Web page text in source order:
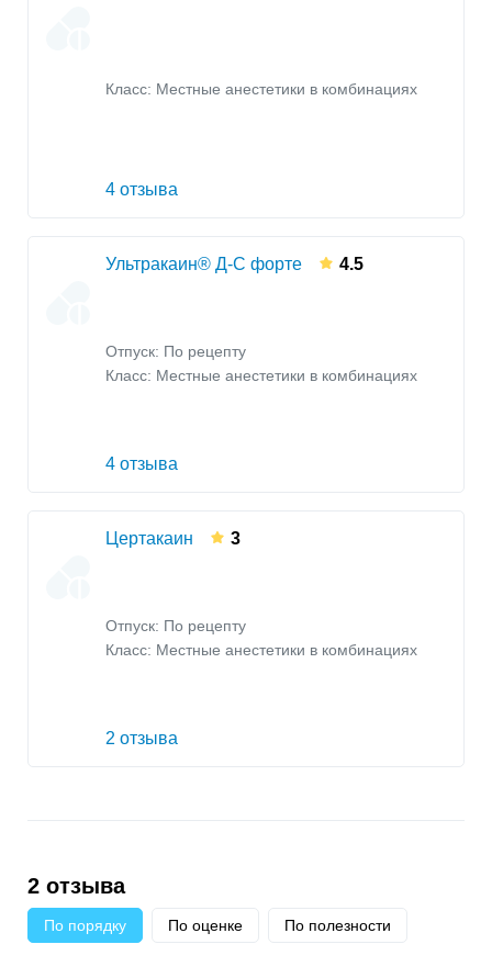
Класс: Местные анестетики в комбинациях
4 отзыва
Ультракаин® Д-С форте 4.5
Отпуск: По рецепту
Класс: Местные анестетики в комбинациях
4 отзыва
Цертакаин 3
Отпуск: По рецепту
Класс: Местные анестетики в комбинациях
2 отзыва
2 отзыва
По порядку По оценке По полезности